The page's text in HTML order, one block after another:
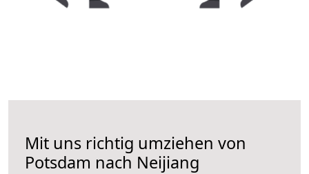
Mit uns richtig umziehen von
Potsdam nach Neijiang